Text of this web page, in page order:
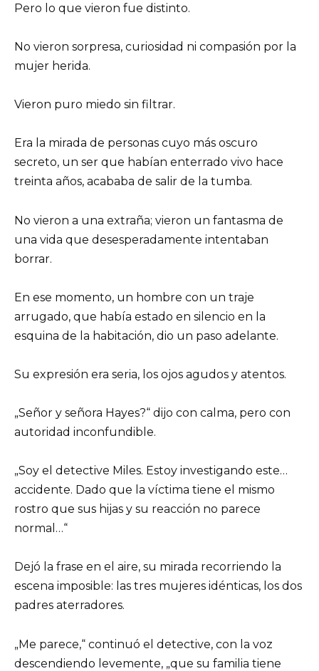
Pero lo que vieron fue distinto.
No vieron sorpresa, curiosidad ni compasión por la
mujer herida.
Vieron puro miedo sin filtrar.
Era la mirada de personas cuyo más oscuro
secreto, un ser que habían enterrado vivo hace
treinta años, acababa de salir de la tumba.
No vieron a una extraña; vieron un fantasma de
una vida que desesperadamente intentaban
borrar.
En ese momento, un hombre con un traje
arrugado, que había estado en silencio en la
esquina de la habitación, dio un paso adelante.
Su expresión era seria, los ojos agudos y atentos.
„Señor y señora Hayes?“ dijo con calma, pero con
autoridad inconfundible.
„Soy el detective Miles. Estoy investigando este…
accidente. Dado que la víctima tiene el mismo
rostro que sus hijas y su reacción no parece
normal…“
Dejó la frase en el aire, su mirada recorriendo la
escena imposible: las tres mujeres idénticas, los dos
padres aterradores.
„Me parece,“ continuó el detective, con la voz
descendiendo levemente, „que su familia tiene